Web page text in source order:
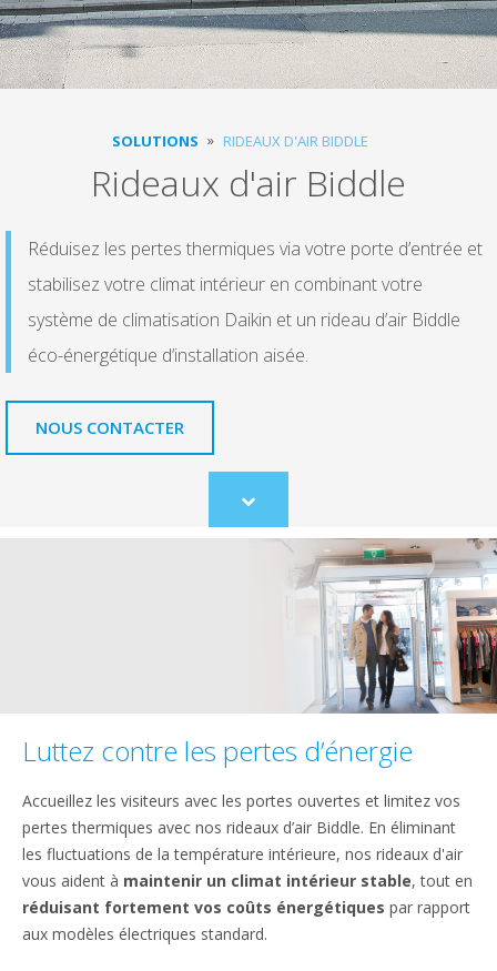
SOLUTIONS RIDEAUX D'AIR BIDDLE
Rideaux d'air Biddle
Réduisez les pertes thermiques via votre porte d’entrée et
stabilisez votre climat intérieur en combinant votre
système de climatisation Daikin et un rideau d’air Biddle
éco-énergétique d’installation aisée.
NOUS CONTACTER
Scroll
to
Luttez contre les pertes d’énergie
Accueillez les visiteurs avec les portes ouvertes et limitez vos
pertes thermiques avec nos rideaux d’air Biddle. En éliminant
les fluctuations de la température intérieure, nos rideaux d'air
vous aident à maintenir un climat intérieur stable, tout en
réduisant fortement vos coûts énergétiques par rapport
aux modèles électriques standard.